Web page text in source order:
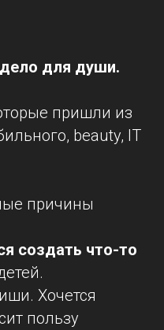
для души.
пришли из
beauty, IT
причины
создать что-то
Хочется
пользу